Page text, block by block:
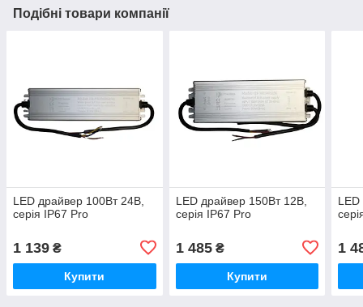
Подібні товари компанії
LED драйвер 100Вт 24В,
серія IP67 Pro
1 139 ₴
Купити
LED драйвер 150Вт 12В,
серія IP67 Pro
1 485₴
Купити
1